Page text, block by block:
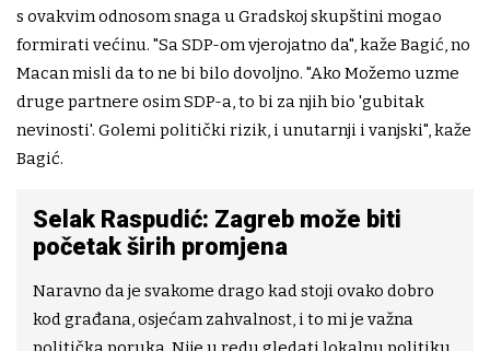
s ovakvim odnosom snaga u Gradskoj skupštini mogao
formirati većinu. "Sa SDP-om vjerojatno da", kaže Bagić, no
Macan misli da to ne bi bilo dovoljno. "Ako Možemo uzme
druge partnere osim SDP-a, to bi za njih bio 'gubitak
nevinosti'. Golemi politički rizik, i unutarnji i vanjski", kaže
Bagić.
Selak Raspudić: Zagreb može biti
početak širih promjena
Naravno da je svakome drago kad stoji ovako dobro
kod građana, osjećam zahvalnost, i to mi je važna